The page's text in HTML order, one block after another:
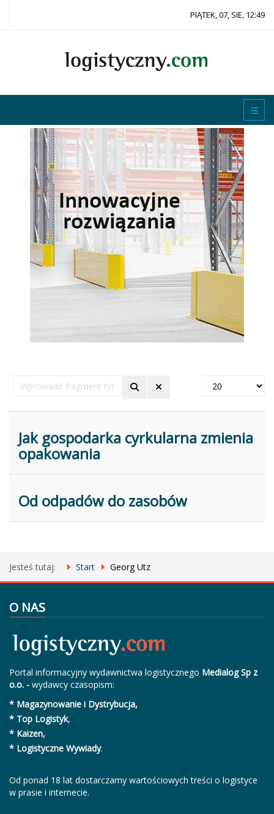
PIĄTEK, 07, SIE, 12:49
Wprowadź
fragment
Pokaż
Jak gospodarka cyrkularna zmienia
opakowania
Od odpadów do zasobów
Jesteś tutaj: Start Georg Utz
O NAS
Portal informacyjny wydawnictwa logistycznego Medialog Sp z
o.o. - wydawcy czasopism:
* Magazynowanie i Dystrybucja,
* Top Logistyk,
* Kaizen,
* Logistyczne Wywiady.
Od ponad 18 lat dostarczamy wartościowych treści o logistyce
w prasie i internecie.